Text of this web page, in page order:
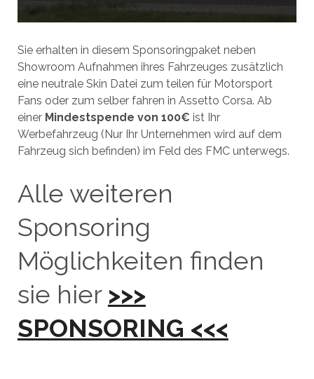
Sie erhalten in diesem Sponsoringpaket neben
Showroom Aufnahmen ihres Fahrzeuges zusätzlich
eine neutrale Skin Datei zum teilen für Motorsport
Fans oder zum selber fahren in Assetto Corsa. Ab
einer Mindestspende von 100€ ist Ihr
Werbefahrzeug (Nur Ihr Unternehmen wird auf dem
Fahrzeug sich befinden) im Feld des FMC unterwegs.
Alle weiteren
Sponsoring
Möglichkeiten finden
sie hier >>>
SPONSORING <<<